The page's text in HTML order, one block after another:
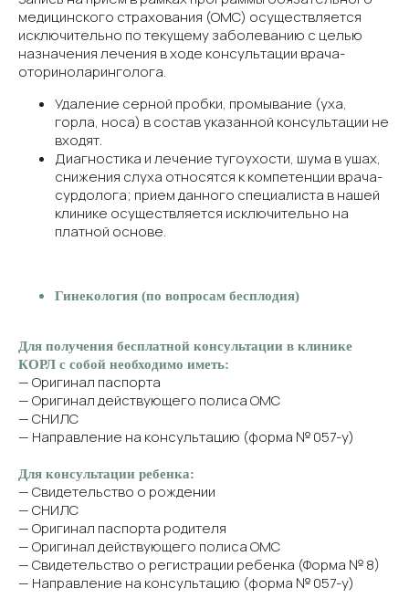
медицинского страхования (ОМС) осуществляется
исключительно по текущему заболеванию с целью
назначения лечения в ходе консультации врача-
оториноларинголога.
Удаление серной пробки, промывание (уха,
горла, носа) в состав указанной консультации не
входят.
Диагностика и лечение тугоухости, шума в ушах,
снижения слуха относятся к компетенции врача-
сурдолога; прием данного специалиста в нашей
клинике осуществляется исключительно на
платной основе.
Гинекология (по вопросам бесплодия)
Для получения бесплатной консультации в клинике
КОРЛ с собой необходимо иметь:
— Оригинал паспорта
— Оригинал действующего полиса ОМС
— СНИЛС
— Направление на консультацию (форма № 057-у)
Для консультации ребенка:
— Свидетельство о рождении
— СНИЛС
— Оригинал паспорта родителя
— Оригинал действующего полиса ОМС
— Свидетельство о регистрации ребенка (Форма № 8)
— Направление на консультацию (форма № 057-у)